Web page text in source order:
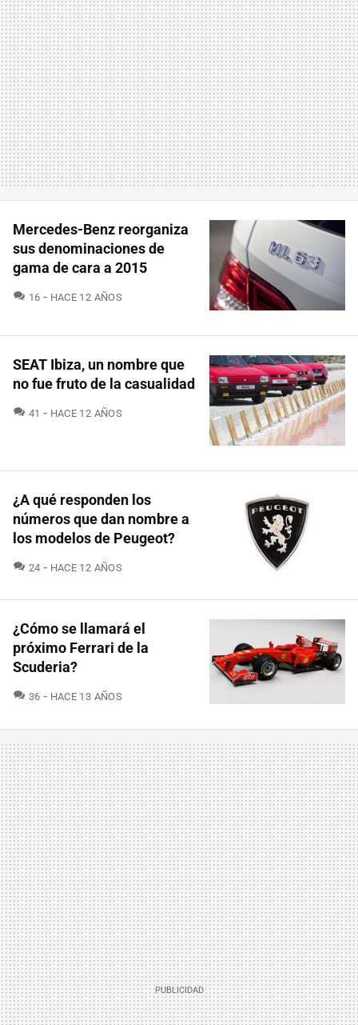
Mercedes-Benz reorganiza
sus denominaciones de
gama de cara a 2015
16 COMENTARIOS
HACE 12 AÑOS
SEAT Ibiza, un nombre que
no fue fruto de la casualidad
41 COMENTARIOS
HACE 12 AÑOS
¿A qué responden los
números que dan nombre a
los modelos de Peugeot?
24 COMENTARIOS
HACE 12 AÑOS
¿Cómo se llamará el
próximo Ferrari de la
Scuderia?
36 COMENTARIOS
HACE 13 AÑOS